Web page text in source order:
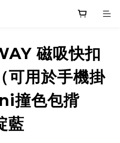
磁吸快扣
可用於手機掛
撞色包揹
藍